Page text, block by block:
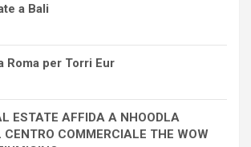
a Bali
Roma per Torri Eur
ESTATE AFFIDA A NHOODLA
CENTRO COMMERCIALE THE WOW